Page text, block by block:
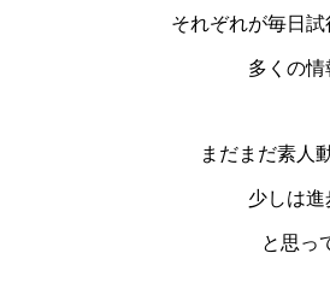
それぞれが毎日
多くの情
まだまだ素人
少しは進
と思っ